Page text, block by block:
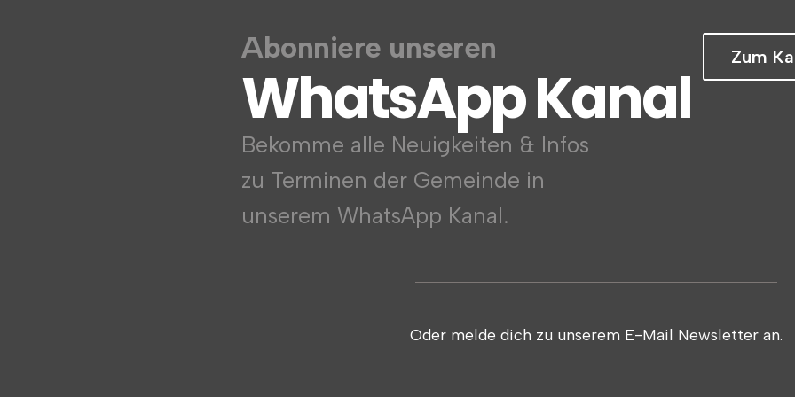
Abonniere unseren
WhatsApp Kanal
Bekomme alle Neuigkeiten & Infos
zu Terminen der Gemeinde in
unserem WhatsApp Kanal.
Zum
Oder melde dich zu unserem E-Mail Newsletter an.